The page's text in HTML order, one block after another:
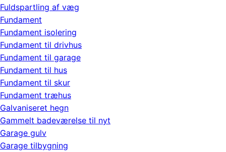
Fuldspartling af væg
Fundament
Fundament isolering
Fundament til drivhus
Fundament til garage
Fundament til hus
Fundament til skur
Fundament træhus
Galvaniseret hegn
Gammelt badeværelse til nyt
Garage gulv
Garage tilbygning